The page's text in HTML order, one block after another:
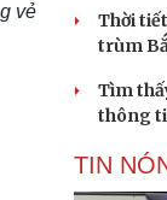
vẻ
Thời
trùm
Tìm
thông
TIN